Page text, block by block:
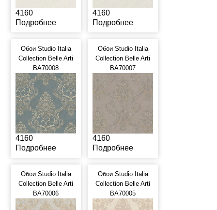
4160
Подробнее
4160
Подробнее
Обои Studio Italia
Collection Belle Arti
BA70008
4160
Подробнее
Обои Studio Italia
Collection Belle Arti
BA70007
4160
Подробнее
Обои Studio Italia
Collection Belle Arti
BA70006
Обои Studio Italia
Collection Belle Arti
BA70005